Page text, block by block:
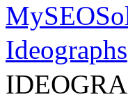
Ideographs